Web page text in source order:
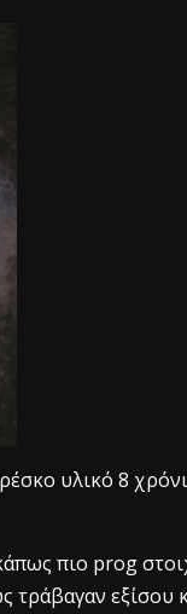
υλικό 8
πιο prog
τράβαγαν